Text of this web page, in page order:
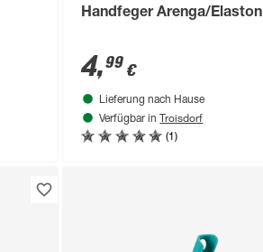
Handfeger Arenga/Elaston
4,99 €
Lieferung nach Hause
Verfügbar in Troisdorf
(1)